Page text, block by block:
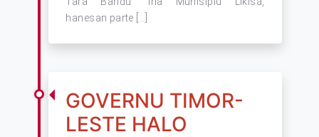
hanesan parte […]
GOVERNU TIMOR-
LESTE HALO